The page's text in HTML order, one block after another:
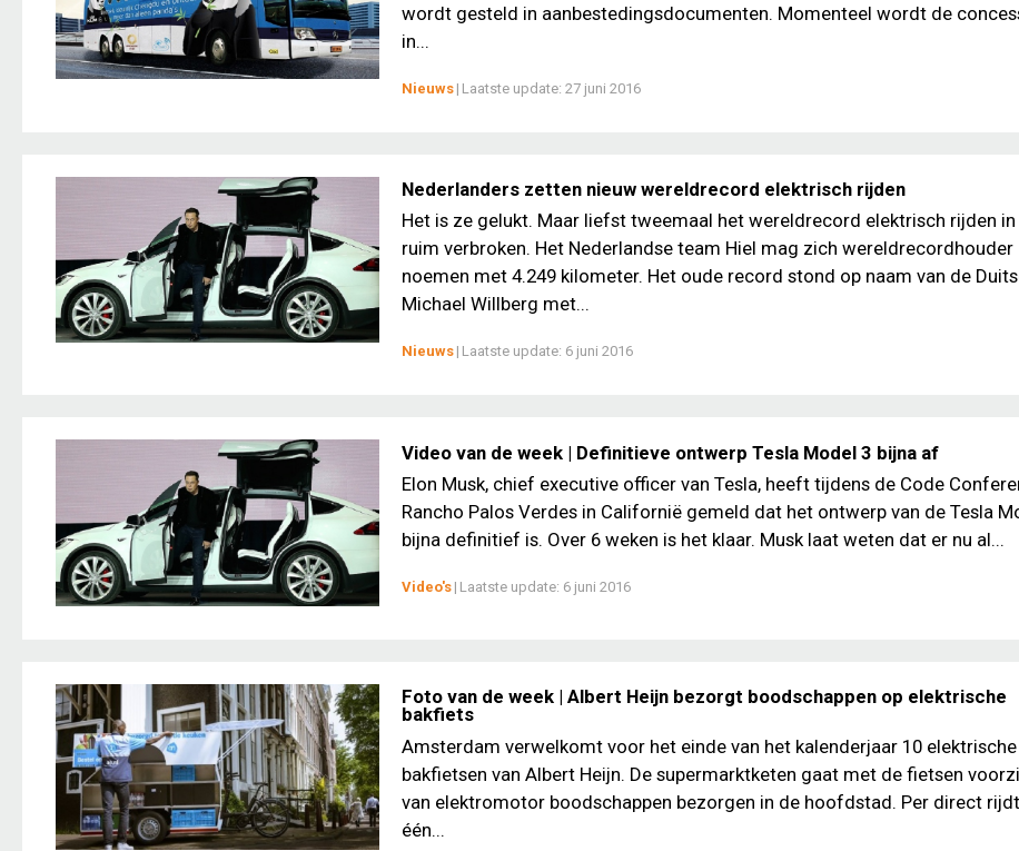
wordt gesteld in aanbestedingsdocumenten. Momenteel wordt de
in...
Nieuws | Laatste update: 27 juni 2016
Nederlanders zetten nieuw wereldrecord elektrisch rijden
Het is ze gelukt. Maar liefst tweemaal het wereldrecord elektrisch rijden in
ruim verbroken. Het Nederlandse team Hiel mag zich wereldrecordhouder
noemen met 4.249 kilometer. Het oude record stond op naam van de
Michael Willberg met...
Nieuws | Laatste update: 6 juni 2016
Video van de week | Definitieve ontwerp Tesla Model 3 bijna af
Elon Musk, chief executive officer van Tesla, heeft tijdens de Code
Rancho Palos Verdes in Californië gemeld dat het ontwerp van de Tesla
bijna definitief is. Over 6 weken is het klaar. Musk laat weten dat er nu al...
Video's | Laatste update: 6 juni 2016
Foto van de week | Albert Heijn bezorgt boodschappen op elektrische
bakfiets
Amsterdam verwelkomt voor het einde van het kalenderjaar 10 elektrische
bakfietsen van Albert Heijn. De supermarktketen gaat met de fietsen
van elektromotor boodschappen bezorgen in de hoofdstad. Per direct
één...